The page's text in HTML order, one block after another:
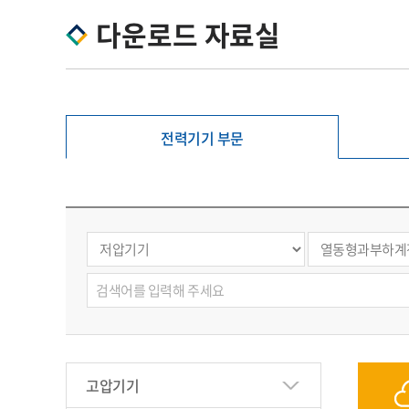
다운로드 자료실
전력기기 부문
고압기기